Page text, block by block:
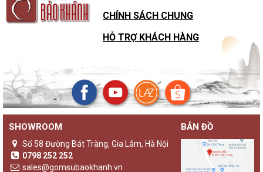
Sự khác biệt của đèn gốm Bảo Khánh với các loại đèn ngủ
khác
Không chỉ là một sản phẩm đèn ngủ thông thường,đèn gốm
Bảo Khánhluôn là những sản phẩm độc bản, lưu giữ giá trị
CHÍNH SÁCH CHUNG
HỖ TRỢ KHÁCH HÀNG
SHOWROOM
Số 58 Đường Bát Tràng, Gia Lâm, Hà Nội
0798 252 252
sales@gomsubaokhanh.vn
BẢN ĐỒ